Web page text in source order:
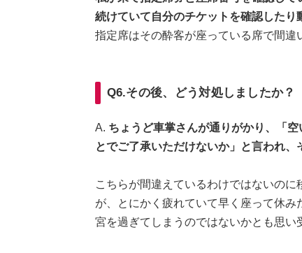
続けていて自分のチケットを確認したり
指定席はその酔客が座っている席で間違
Q6.その後、どう対処しましたか？
A. ちょうど車掌さんが通りがかり、「
とでご了承いただけないか」と言われ、
こちらが間違えているわけではないの
が、とにかく疲れていて早く座って休
宮を過ぎてしまうのではないかとも思い